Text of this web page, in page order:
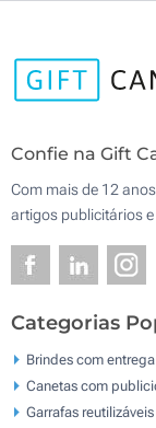
Confie na Gift
Com mais de 12
artigos publicitários
Categorias
Brindes com
Canetas com
Garrafas